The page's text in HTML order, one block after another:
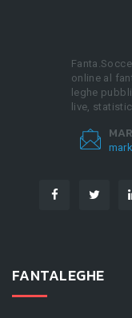
online al
leghe
live,
FANTALEGHE